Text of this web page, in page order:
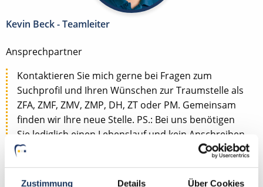
Zustimmung Details Über Cookies
Kevin Beck - Teamleiter
Ansprechpartner
Kontaktieren Sie mich gerne bei Fragen zum
Suchprofil und Ihren Wünschen zur Traumstelle als
ZFA, ZMF, ZMV, ZMP, DH, ZT oder PM. Gemeinsam
finden wir Ihre neue Stelle. PS.: Bei uns benötigen
Sie lediglich einen Lebenslauf und kein Anschreiben.
Jetzt zur kostenlosen Stellenanfrage